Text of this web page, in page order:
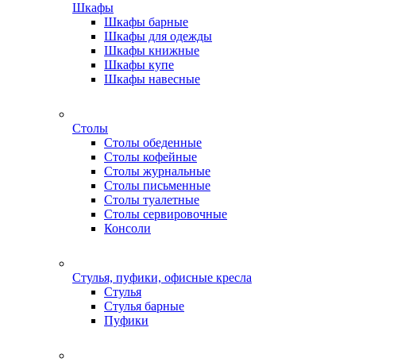
Шкафы
Шкафы барные
Шкафы для одежды
Шкафы книжные
Шкафы купе
Шкафы навесные
Столы
Столы обеденные
Столы кофейные
Столы журнальные
Столы письменные
Столы туалетные
Столы сервировочные
Консоли
Стулья, пуфики, офисные кресла
Стулья
Стулья барные
Пуфики